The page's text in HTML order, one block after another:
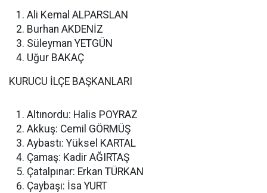
Ali Kemal ALPARSLAN
Burhan AKDENİZ
Süleyman YETGÜN
Uğur BAKAÇ
KURUCU İLÇE BAŞKANLARI
Altınordu: Halis POYRAZ
Akkuş: Cemil GÖRMÜŞ
Aybastı: Yüksel KARTAL
Çamaş: Kadir AĞIRTAŞ
Çatalpınar: Erkan TÜRKAN
Çaybaşı: İsa YURT